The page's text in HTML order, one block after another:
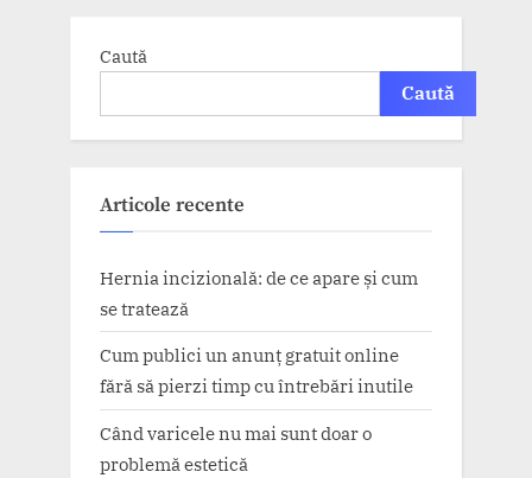
Caută
Caută
Articole recente
Hernia incizională: de ce apare și cum
se tratează
Cum publici un anunț gratuit online
fără să pierzi timp cu întrebări inutile
Când varicele nu mai sunt doar o
problemă estetică